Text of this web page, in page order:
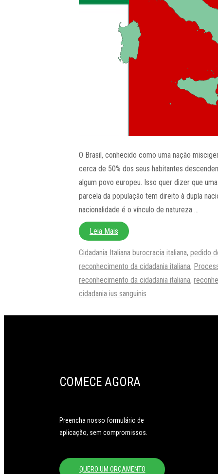
O Brasil, conhecido como uma nação
cerca de 50% dos seus habitantes
algum povo europeu. Isso quer dizer que
parcela da população tem direito à dupla
nacionalidade é o vínculo de natureza …
Leia Mais
Categorias
Cidadania Italiana Tags
burocracia italiana, pedido
reconhecimento da cidadania italiana,
reconhecimento da cidadania italiana,
cidadania ius sanguinis
COMECE AGORA
Preencha nosso formulário de
aplicação, sem compromissos.
QUERO UM ORÇAMENTO